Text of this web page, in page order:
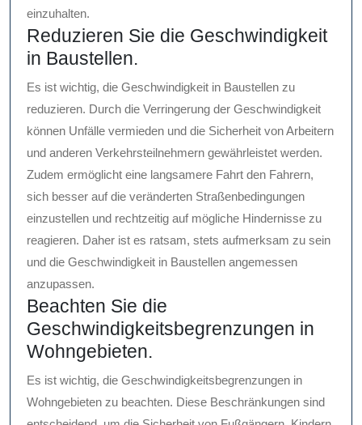
einzuhalten.
Reduzieren Sie die Geschwindigkeit
in Baustellen.
Es ist wichtig, die Geschwindigkeit in Baustellen zu
reduzieren. Durch die Verringerung der Geschwindigkeit
können Unfälle vermieden und die Sicherheit von Arbeitern
und anderen Verkehrsteilnehmern gewährleistet werden.
Zudem ermöglicht eine langsamere Fahrt den Fahrern,
sich besser auf die veränderten Straßenbedingungen
einzustellen und rechtzeitig auf mögliche Hindernisse zu
reagieren. Daher ist es ratsam, stets aufmerksam zu sein
und die Geschwindigkeit in Baustellen angemessen
anzupassen.
Beachten Sie die
Geschwindigkeitsbegrenzungen in
Wohngebieten.
Es ist wichtig, die Geschwindigkeitsbegrenzungen in
Wohngebieten zu beachten. Diese Beschränkungen sind